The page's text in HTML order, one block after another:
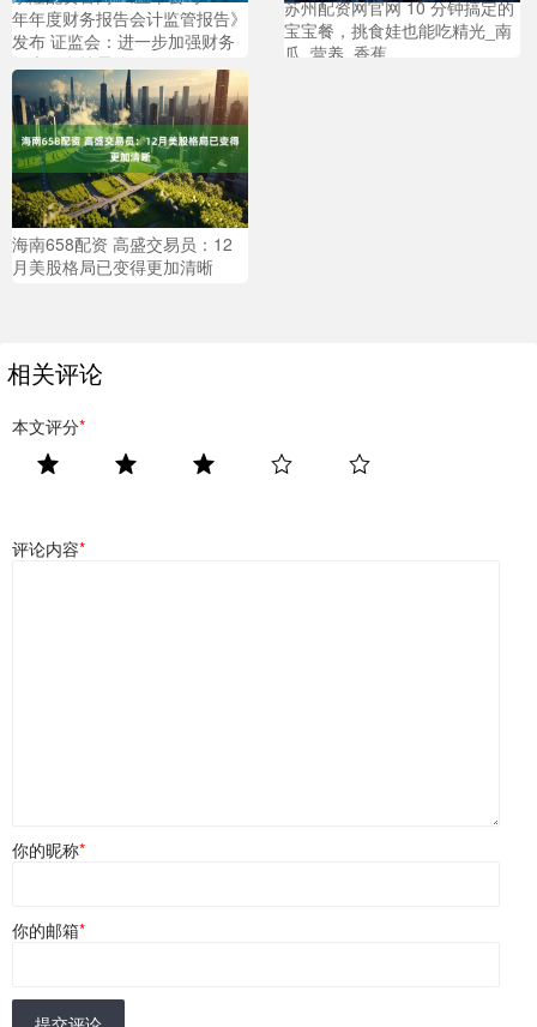
年年度财务报告会计监管报告》
发布 证监会：进一步加强财务
报告信息披露监管
苏州配资网官网 10 分钟搞定的
宝宝餐，挑食娃也能吃精光_南
瓜_营养_香蕉
海南658配资 高盛交易员：12
月美股格局已变得更加清晰
相关评论
本文评分*
评论内容*
你的昵称*
你的邮箱*